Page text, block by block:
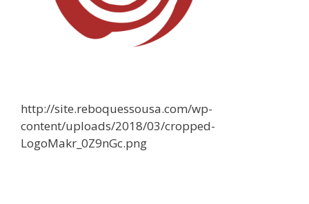
http://site.reboquessousa.com/wp-
content/uploads/2018/03/cropped-
LogoMakr_0Z9nGc.png